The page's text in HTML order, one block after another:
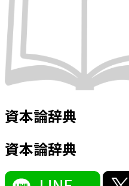
資本論辞典
資本論辞典